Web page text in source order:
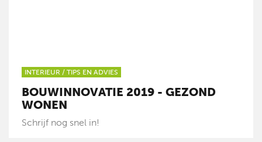
INTERIEUR / TIPS EN ADVIES
BOUWINNOVATIE 2019 - GEZOND
WONEN
Schrijf nog snel in!